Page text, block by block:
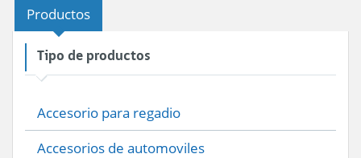
Productos
Tipo de productos
Accesorio para regadio
Accesorios de automoviles